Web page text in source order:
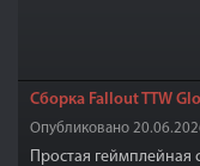
Сборка Fallout TTW
Опубликовано
Простая геймплейная